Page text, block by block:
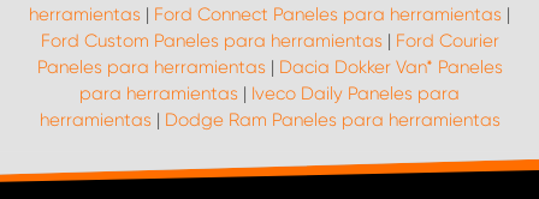
herramientas | Ford Connect Paneles para herramientas |
Ford Custom Paneles para herramientas | Ford Courier
Paneles para herramientas | Dacia Dokker Van* Paneles
para herramientas | Iveco Daily Paneles para
herramientas | Dodge Ram Paneles para herramientas